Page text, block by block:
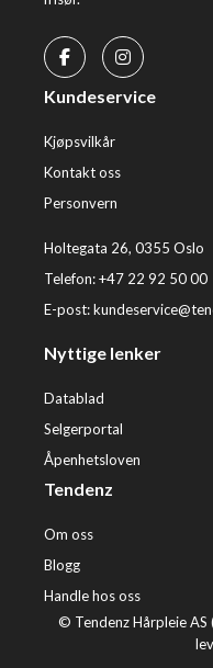
Kundeservice
Kjøpsvilkår
Kontakt oss
Personvern
Holtegata 26, 0355 Oslo
Telefon: +47 22 92 50 00
E-post:
Nyttige lenker
Datablad
Selgerportal
Åpenhetsloven
Tendenz
Om oss
Blogg
Handle hos oss
© Tendenz Hårpleie AS